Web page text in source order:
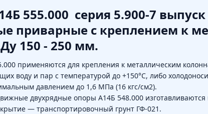
555.000 серия 5.900-7
приварные с креплением к
150 - 250 мм.
применяются для крепления к металлическим
воду и пар с температурой до +150°С, либо
давлением до 1,6 МПа (16 кгс/см2).
двухрядные опоры А14Б 548.000 изготавливаются
— транспортировочный грунт ГФ-021.